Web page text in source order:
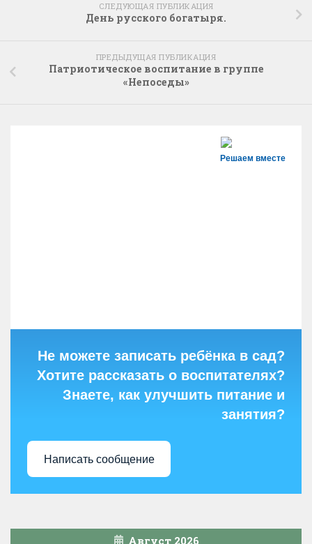
СЛЕДУЮЩАЯ ПУБЛИКАЦИЯ
День русского богатыря.
ПРЕДЫДУЩАЯ ПУБЛИКАЦИЯ
Патриотическое воспитание в группе
«Непоседы»
Решаем вместе
Не можете записать ребёнка в сад?
Хотите рассказать о воспитателях?
Знаете, как улучшить питание и
занятия?
Написать сообщение
Август 2026